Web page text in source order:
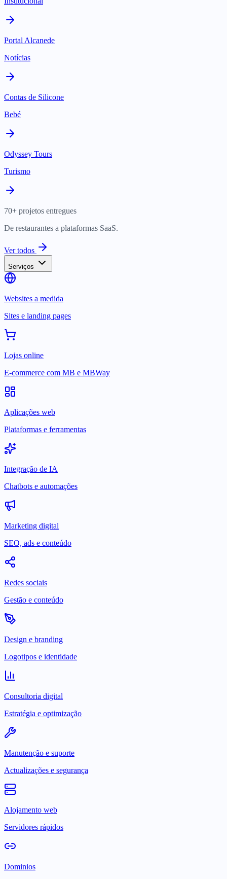
Portal Alcanede
Notícias
Contas de Silicone
Bebé
Odyssey Tours
Turismo
70+ projetos entregues
De restaurantes a plataformas SaaS.
Ver todos
Serviços
Websites a medida
Sites e landing pages
Lojas online
E-commerce com MB e MBWay
Aplicações web
Plataformas e ferramentas
Integração de IA
Chatbots e automações
Marketing digital
SEO, ads e conteúdo
Redes sociais
Gestão e conteúdo
Design e branding
Logotipos e identidade
Consultoria digital
Estratégia e optimização
Manutenção e suporte
Actualizações e segurança
Alojamento web
Servidores rápidos
Dominios